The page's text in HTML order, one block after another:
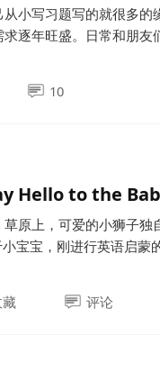
小写习题写的就很多
逐年旺盛。日常和朋
10
Hello to the
原上，可爱的小狮子
宝宝，刚进行英语启蒙
评论